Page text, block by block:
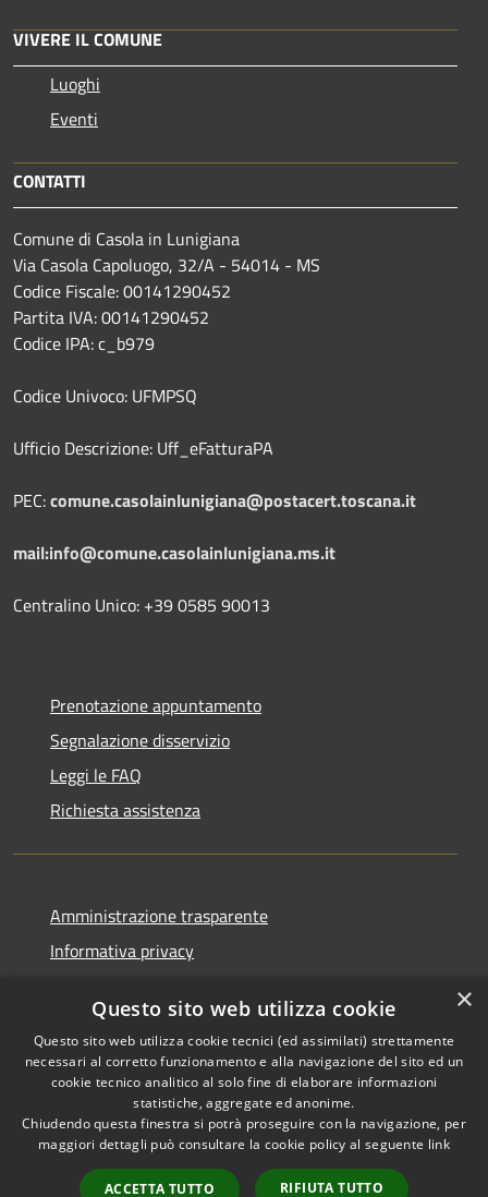
VIVERE IL COMUNE
Luoghi
Eventi
CONTATTI
Comune di Casola in Lunigiana
Via Casola Capoluogo, 32/A - 54014 - MS
Codice Fiscale: 00141290452
Partita IVA: 00141290452
Codice IPA: c_b979
Codice Univoco: UFMPSQ
Ufficio Descrizione: Uff_eFatturaPA
PEC:comune.casolainlunigiana@postacert.toscana.it
mail:info@comune.casolainlunigiana.ms.it
Centralino Unico: +39 0585 90013
Prenotazione appuntamento
Segnalazione disservizio
Leggi le FAQ
Richiesta assistenza
Amministrazione trasparente
Informativa privacy
Dichiarazione di accessibilità
RSS
Accessibilità
Copyright © 2026 • Comune di
Casola in Lunigiana • Powered
byMunicipium
Accesso
×
Questo sito web utilizza cookie
Questo sito web utilizza cookie tecnici (ed assimilati) strettamente
necessari al corretto funzionamento e alla navigazione del sito ed un
cookie tecnico analitico al solo fine di elaborare informazioni
statistiche, aggregate ed anonime.
Chiudendo questa finestra si potrà proseguire con la navigazione, per
maggiori dettagli può consultare la cookie policy al seguente link
ACCETTA TUTTO RIFIUTA TUTTO